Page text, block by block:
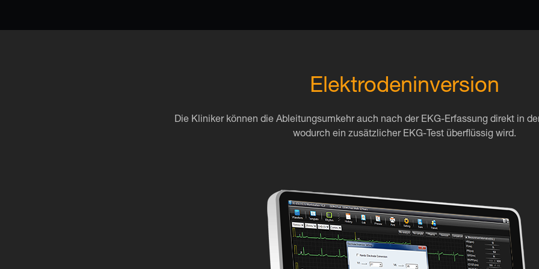
Elektrodeninversion
Die Kliniker können die Ableitungsumkehr auch nach der EKG-Erfassung direkt in
wodurch ein zusätzlicher EKG-Test überflüssig wird.